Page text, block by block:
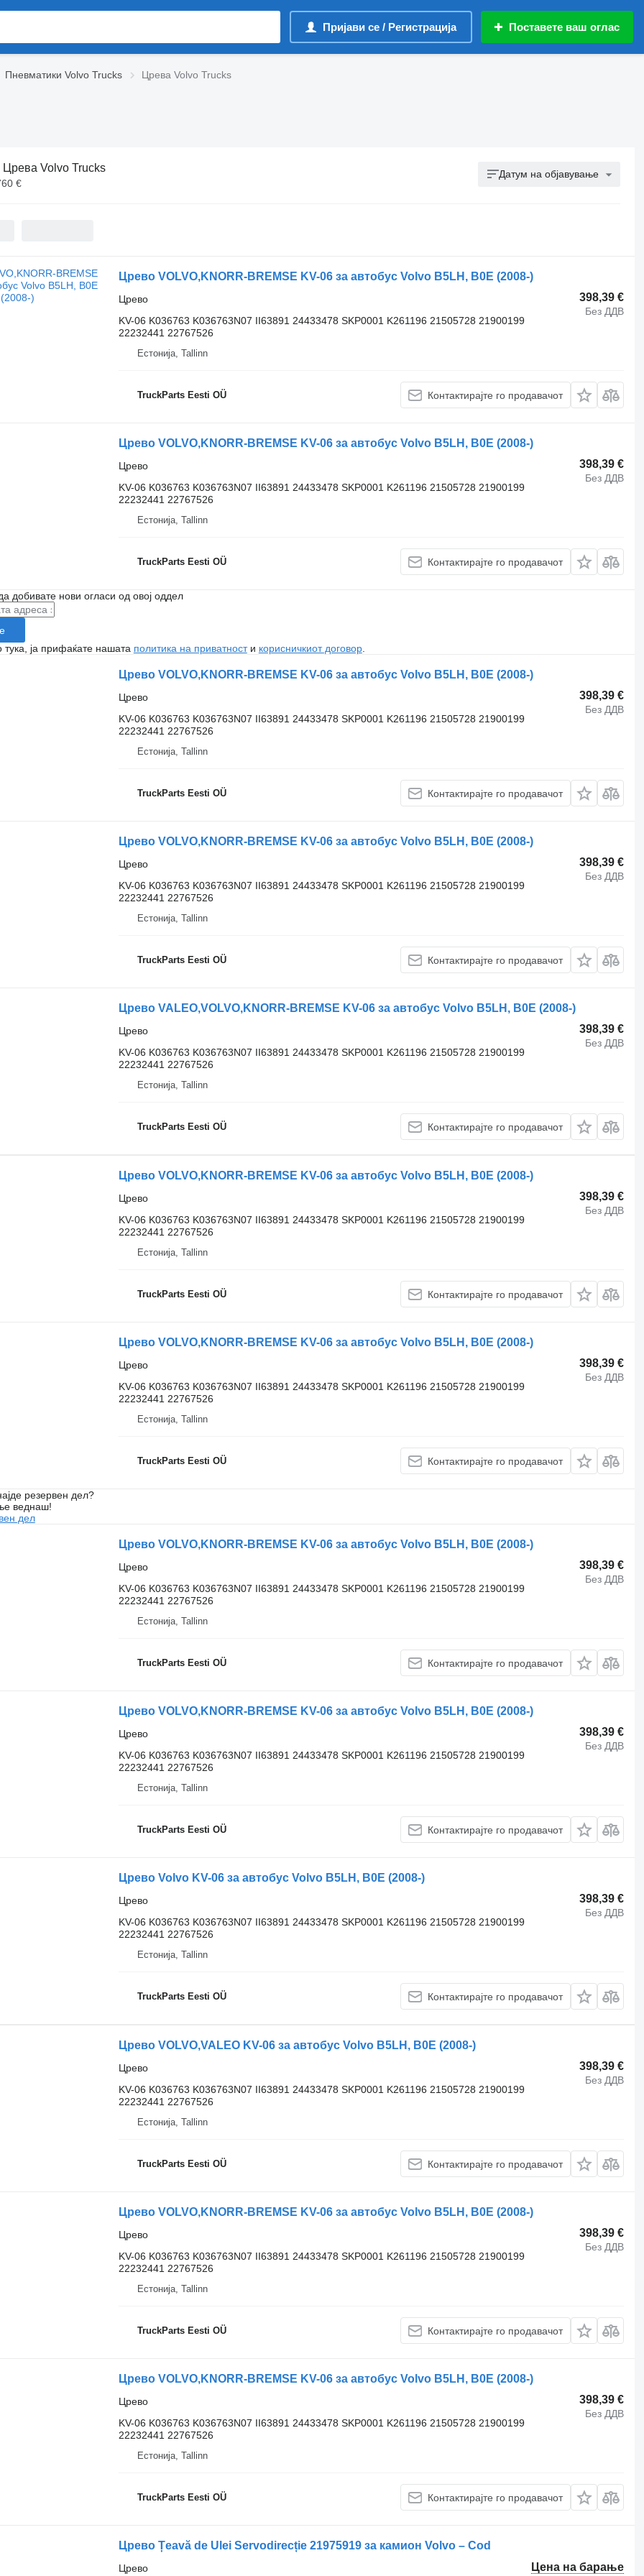
Пријави се / Регистрација Поставете ваш оглас
Пневматики Volvo Trucks Црева Volvo Trucks
Црева Volvo Trucks
€
Датум на објавување
Црево VOLVO,KNORR-BREMSE KV-06 за автобус Volvo B5LH, B0E (2008-)
398,39 €
Без ДДВ
Црево
KV-06 K036763 K036763N07 II63891 24433478 SKP0001 K261196 21505728 21900199
22232441 22767526
Естонија, Tallinn
TruckParts Eesti OÜ Контактирајте го продавачот
Црево VOLVO,KNORR-BREMSE KV-06 за автобус Volvo B5LH, B0E (2008-)
398,39 €
Без ДДВ
Црево
KV-06 K036763 K036763N07 II63891 24433478 SKP0001 K261196 21505728 21900199
22232441 22767526
Естонија, Tallinn
TruckParts Eesti OÜ Контактирајте го продавачот
добивате нови огласи од овој оддел
ја прифаќате нашата политика на приватности корисничкиот договор.
Црево VOLVO,KNORR-BREMSE KV-06 за автобус Volvo B5LH, B0E (2008-)
398,39 €
Без ДДВ
Црево
KV-06 K036763 K036763N07 II63891 24433478 SKP0001 K261196 21505728 21900199
22232441 22767526
Естонија, Tallinn
TruckParts Eesti OÜ Контактирајте го продавачот
Црево VOLVO,KNORR-BREMSE KV-06 за автобус Volvo B5LH, B0E (2008-)
398,39 €
Без ДДВ
Црево
KV-06 K036763 K036763N07 II63891 24433478 SKP0001 K261196 21505728 21900199
22232441 22767526
Естонија, Tallinn
TruckParts Eesti OÜ Контактирајте го продавачот
Црево VALEO,VOLVO,KNORR-BREMSE KV-06 за автобус Volvo B5LH, B0E (2008-)
398,39 €
Без ДДВ
Црево
KV-06 K036763 K036763N07 II63891 24433478 SKP0001 K261196 21505728 21900199
22232441 22767526
Естонија, Tallinn
TruckParts Eesti OÜ Контактирајте го продавачот
Црево VOLVO,KNORR-BREMSE KV-06 за автобус Volvo B5LH, B0E (2008-)
398,39 €
Без ДДВ
Црево
KV-06 K036763 K036763N07 II63891 24433478 SKP0001 K261196 21505728 21900199
22232441 22767526
Естонија, Tallinn
TruckParts Eesti OÜ Контактирајте го продавачот
Црево VOLVO,KNORR-BREMSE KV-06 за автобус Volvo B5LH, B0E (2008-)
398,39 €
Без ДДВ
Црево
KV-06 K036763 K036763N07 II63891 24433478 SKP0001 K261196 21505728 21900199
22232441 22767526
Естонија, Tallinn
TruckParts Eesti OÜ Контактирајте го продавачот
резервен дел?
веднаш!
дел
Црево VOLVO,KNORR-BREMSE KV-06 за автобус Volvo B5LH, B0E (2008-)
398,39 €
Без ДДВ
Црево
KV-06 K036763 K036763N07 II63891 24433478 SKP0001 K261196 21505728 21900199
22232441 22767526
Естонија, Tallinn
TruckParts Eesti OÜ Контактирајте го продавачот
Црево VOLVO,KNORR-BREMSE KV-06 за автобус Volvo B5LH, B0E (2008-)
398,39 €
Без ДДВ
Црево
KV-06 K036763 K036763N07 II63891 24433478 SKP0001 K261196 21505728 21900199
22232441 22767526
Естонија, Tallinn
TruckParts Eesti OÜ Контактирајте го продавачот
Црево Volvo KV-06 за автобус Volvo B5LH, B0E (2008-)
398,39 €
Без ДДВ
Црево
KV-06 K036763 K036763N07 II63891 24433478 SKP0001 K261196 21505728 21900199
22232441 22767526
Естонија, Tallinn
TruckParts Eesti OÜ Контактирајте го продавачот
Црево VOLVO,VALEO KV-06 за автобус Volvo B5LH, B0E (2008-)
398,39 €
Без ДДВ
Црево
KV-06 K036763 K036763N07 II63891 24433478 SKP0001 K261196 21505728 21900199
22232441 22767526
Естонија, Tallinn
TruckParts Eesti OÜ Контактирајте го продавачот
Црево VOLVO,KNORR-BREMSE KV-06 за автобус Volvo B5LH, B0E (2008-)
398,39 €
Без ДДВ
Црево
KV-06 K036763 K036763N07 II63891 24433478 SKP0001 K261196 21505728 21900199
22232441 22767526
Естонија, Tallinn
TruckParts Eesti OÜ Контактирајте го продавачот
Црево VOLVO,KNORR-BREMSE KV-06 за автобус Volvo B5LH, B0E (2008-)
398,39 €
Без ДДВ
Црево
KV-06 K036763 K036763N07 II63891 24433478 SKP0001 K261196 21505728 21900199
22232441 22767526
Естонија, Tallinn
TruckParts Eesti OÜ Контактирајте го продавачот
Црево Țeavă de Ulei Servodirecție 21975919 за камион Volvo – Cod
Цена на барање
Црево